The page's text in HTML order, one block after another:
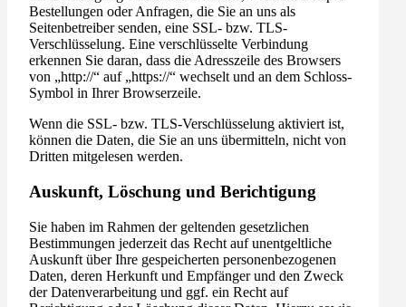
Bestellungen oder Anfragen, die Sie an uns als
Seitenbetreiber senden, eine SSL- bzw. TLS-
Verschlüsselung. Eine verschlüsselte Verbindung
erkennen Sie daran, dass die Adresszeile des Browsers
von „http://“ auf „https://“ wechselt und an dem Schloss-
Symbol in Ihrer Browserzeile.
Wenn die SSL- bzw. TLS-Verschlüsselung aktiviert ist,
können die Daten, die Sie an uns übermitteln, nicht von
Dritten mitgelesen werden.
Auskunft, Löschung und Berichtigung
Sie haben im Rahmen der geltenden gesetzlichen
Bestimmungen jederzeit das Recht auf unentgeltliche
Auskunft über Ihre gespeicherten personenbezogenen
Daten, deren Herkunft und Empfänger und den Zweck
der Datenverarbeitung und ggf. ein Recht auf